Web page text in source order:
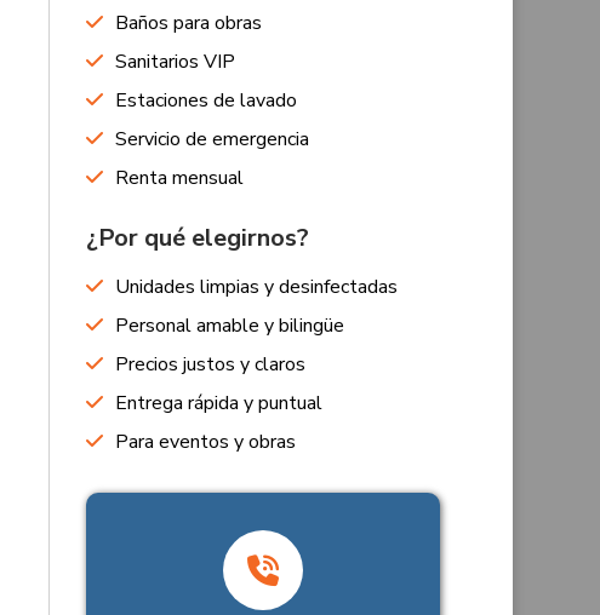
Baños para obras
Sanitarios VIP
Estaciones de lavado
Servicio de emergencia
Renta mensual
¿Por qué elegirnos?
Unidades limpias y desinfectadas
Personal amable y bilingüe
Precios justos y claros
Entrega rápida y puntual
Para eventos y obras